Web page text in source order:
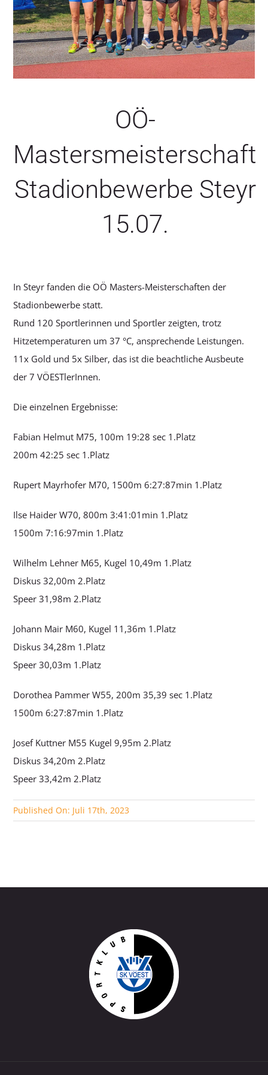
SERVICE
OÖ-
Mastersmeisterschaft
Stadionbewerbe Steyr
15.07.
In Steyr fanden die OÖ Masters-Meisterschaften der
Stadionbewerbe statt.
Rund 120 Sportlerinnen und Sportler zeigten, trotz
Hitzetemperaturen um 37 °C, ansprechende Leistungen.
11x Gold und 5x Silber, das ist die beachtliche Ausbeute
der 7 VÖESTlerInnen.
Die einzelnen Ergebnisse:
Fabian Helmut M75, 100m 19:28 sec 1.Platz
200m 42:25 sec 1.Platz
Rupert Mayrhofer M70, 1500m 6:27:87min 1.Platz
Ilse Haider W70, 800m 3:41:01min 1.Platz
1500m 7:16:97min 1.Platz
Wilhelm Lehner M65, Kugel 10,49m 1.Platz
Diskus 32,00m 2.Platz
Speer 31,98m 2.Platz
Johann Mair M60, Kugel 11,36m 1.Platz
Diskus 34,28m 1.Platz
Speer 30,03m 1.Platz
Dorothea Pammer W55, 200m 35,39 sec 1.Platz
1500m 6:27:87min 1.Platz
Josef Kuttner M55 Kugel 9,95m 2.Platz
Diskus 34,20m 2.Platz
Speer 33,42m 2.Platz
Published On: Juli 17th, 2023